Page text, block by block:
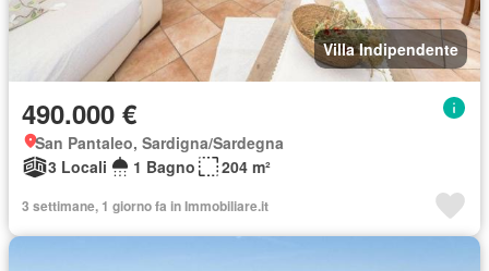
Villa Indipendente
490.000 €
San Pantaleo, Sardigna/Sardegna
3 Locali
1 Bagno 204 m²
3 settimane, 1 giorno fa in Immobiliare.it